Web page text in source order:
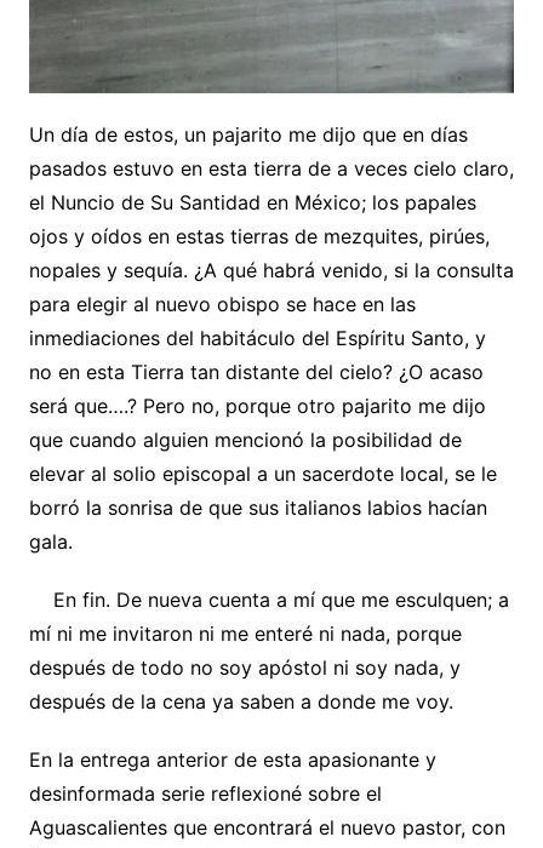
Un día de estos, un pajarito me dijo que en días
pasados estuvo en esta tierra de a veces cielo claro,
el Nuncio de Su Santidad en México; los papales
ojos y oídos en estas tierras de mezquites, pirúes,
nopales y sequía. ¿A qué habrá venido, si la consulta
para elegir al nuevo obispo se hace en las
inmediaciones del habitáculo del Espíritu Santo, y
no en esta Tierra tan distante del cielo? ¿O acaso
será que….? Pero no, porque otro pajarito me dijo
que cuando alguien mencionó la posibilidad de
elevar al solio episcopal a un sacerdote local, se le
borró la sonrisa de que sus italianos labios hacían
gala.
En fin. De nueva cuenta a mí que me esculquen; a
mí ni me invitaron ni me enteré ni nada, porque
después de todo no soy apóstol ni soy nada, y
después de la cena ya saben a donde me voy.
En la entrega anterior de esta apasionante y
desinformada serie reflexioné sobre el
Aguascalientes que encontrará el nuevo pastor, con